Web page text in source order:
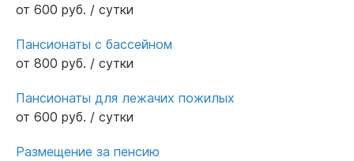
от 600 руб. / сутки
Пансионаты с бассейном
от 800 руб. / сутки
Пансионаты для лежачих пожилых
от 600 руб. / сутки
Размещение за пенсию